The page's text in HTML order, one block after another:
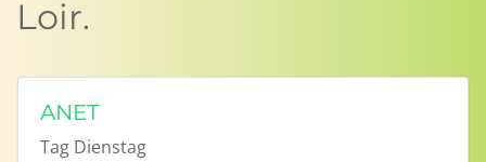
Loir.
ANET
Tag Dienstag